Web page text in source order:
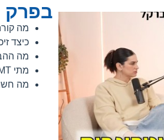
בפרק
מה
כיצד
מה
מתי IEMT יכולה להשתלב בעבודה עם טראומה, חרדה, בושה ותקיעות?
מה